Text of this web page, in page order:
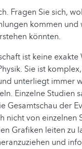
Fragen Sie sich,
kommen und
könnten.
ist keine exakte
Sie ist komplex,
unterliegt immer
Einzelne Studien
Gesamtschau der
nicht von einzelnen
Grafiken leiten zu
und